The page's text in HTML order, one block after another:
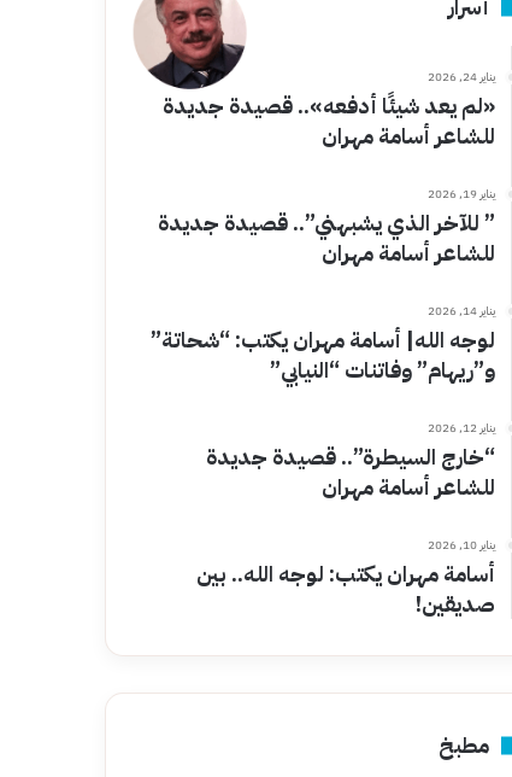
أسرار
يناير 24, 2026
«لم يعد شيئًا أدفعه».. قصيدة جديدة
للشاعر أسامة مهران
يناير 19, 2026
” للآخر الذي يشبهني”.. قصيدة جديدة
للشاعر أسامة مهران
يناير 14, 2026
لوجه الله| أسامة مهران يكتب: “شحاتة”
و”ريهام” وفاتنات “النيابي”
يناير 12, 2026
“خارج السيطرة”.. قصيدة جديدة
للشاعر أسامة مهران
يناير 10, 2026
أسامة مهران يكتب: لوجه الله.. بين
صديقين!
مطبخ